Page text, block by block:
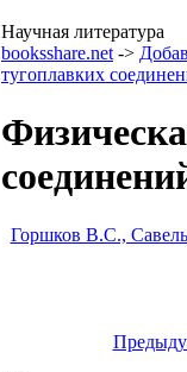
Научная литература
booksshare.net ->
тугоплавких
Горшков В.С.,